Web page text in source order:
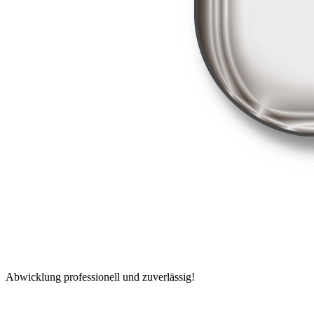
Abwicklung professionell und zuverlässig!